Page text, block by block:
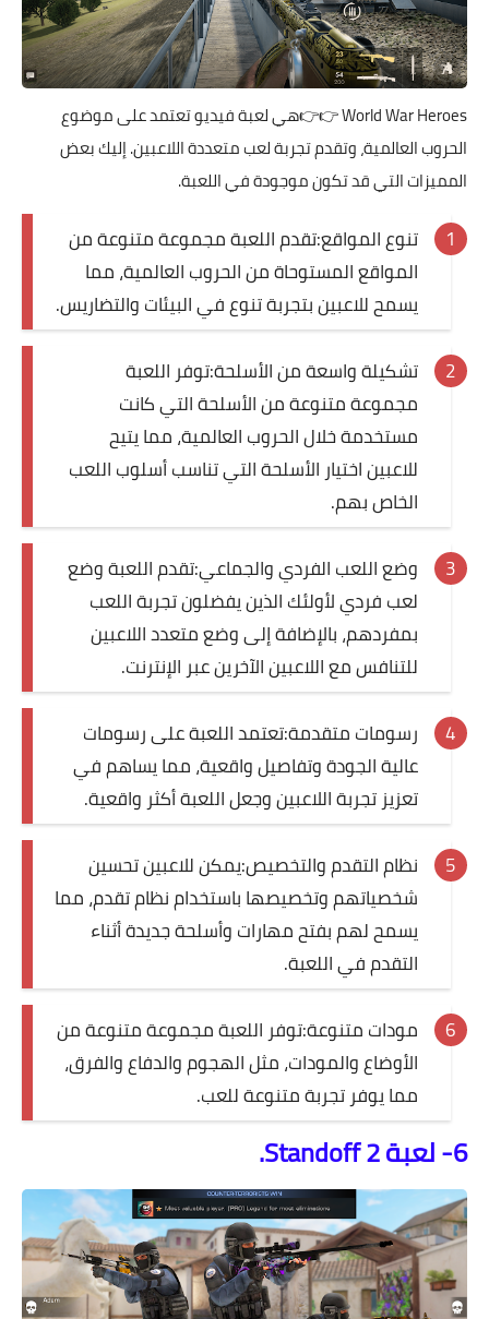
World War Heroes👉👉هي لعبة فيديو تعتمد على موضوع
الحروب العالمية، وتقدم تجربة لعب متعددة اللاعبين. إليك بعض
المميزات التي قد تكون موجودة في اللعبة.
تنوع المواقع:تقدم اللعبة مجموعة متنوعة من
المواقع المستوحاة من الحروب العالمية، مما
يسمح للاعبين بتجربة تنوع في البيئات والتضاريس.
تشكيلة واسعة من الأسلحة:توفر اللعبة
مجموعة متنوعة من الأسلحة التي كانت
مستخدمة خلال الحروب العالمية، مما يتيح
للاعبين اختيار الأسلحة التي تناسب أسلوب اللعب
الخاص بهم.
وضع اللعب الفردي والجماعي:تقدم اللعبة وضع
لعب فردي لأولئك الذين يفضلون تجربة اللعب
بمفردهم، بالإضافة إلى وضع متعدد اللاعبين
للتنافس مع اللاعبين الآخرين عبر الإنترنت.
رسومات متقدمة:تعتمد اللعبة على رسومات
عالية الجودة وتفاصيل واقعية، مما يساهم في
تعزيز تجربة اللاعبين وجعل اللعبة أكثر واقعية.
نظام التقدم والتخصيص:يمكن للاعبين تحسين
شخصياتهم وتخصيصها باستخدام نظام تقدم، مما
يسمح لهم بفتح مهارات وأسلحة جديدة أثناء
التقدم في اللعبة.
مودات متنوعة:توفر اللعبة مجموعة متنوعة من
الأوضاع والمودات، مثل الهجوم والدفاع والفرق،
مما يوفر تجربة متنوعة للعب.
6- لعبة Standoff 2.